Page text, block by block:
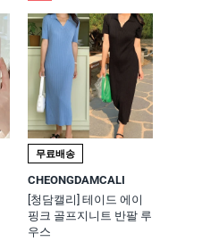
무료배송
CHEONGDAMCALI
[청담캘리] 테이드 에이
핑크 골프지니트 반팔 루
우스